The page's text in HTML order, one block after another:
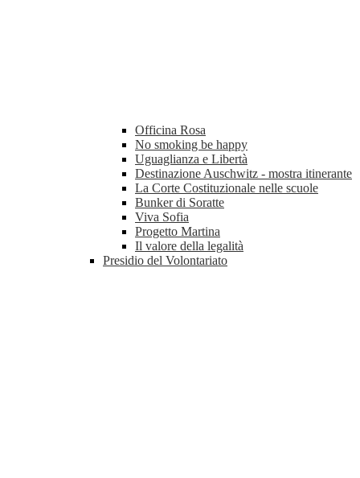
Officina Rosa
No smoking be happy
Uguaglianza e Libertà
Destinazione Auschwitz - mostra itinerante
La Corte Costituzionale nelle scuole
Bunker di Soratte
Viva Sofia
Progetto Martina
Il valore della legalità
Presidio del Volontariato